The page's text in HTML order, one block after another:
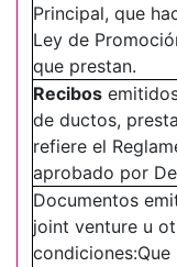
Principal, que
Ley de
que prestan.
Recibos
de ductos,
refiere el
aprobado por
Documentos
joint venture u